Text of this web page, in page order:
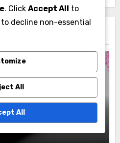
de madera
De Abeto:
trabajar, Diseño
. Click Accept All to
to decline non-essential
All
All